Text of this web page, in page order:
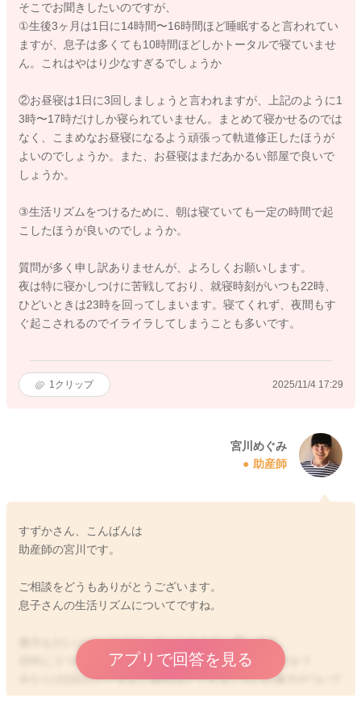
そこでお聞きしたいのですが、
①生後3ヶ月は1日に14時間〜16時間ほど睡眠すると言われてい
ますが、息子は多くても10時間ほどしかトータルで寝ていませ
ん。これはやはり少なすぎるでしょうか
②お昼寝は1日に3回しましょうと言われますが、上記のように1
3時〜17時だけしか寝られていません。まとめて寝かせるのでは
なく、こまめなお昼寝になるよう頑張って軌道修正したほうが
よいのでしょうか。また、お昼寝はまだあかるい部屋で良いで
しょうか。
③生活リズムをつけるために、朝は寝ていても一定の時間で起
こしたほうが良いのでしょうか。
質問が多く申し訳ありませんが、よろしくお願いします。
夜は特に寝かしつけに苦戦しており、就寝時刻がいつも22時、
ひどいときは23時を回ってしまいます。寝てくれず、夜間もす
ぐ起こされるのでイライラしてしまうことも多いです。
1 クリップ 2025/11/4 17:29
宮川めぐみ
助産師
すずかさん、こんばんは
助産師の宮川です。
ご相談をどうもありがとうございます。
息子さんの生活リズムについてですね。
体力もだいぶついてきていることもあると思います。
日中にうつ伏せ遊びをする時間を増やしておられますか？
今ならば1日のトータルで30分ほどできるぐらいの体力がついて
きていると言われます。
アプリで回答を見る